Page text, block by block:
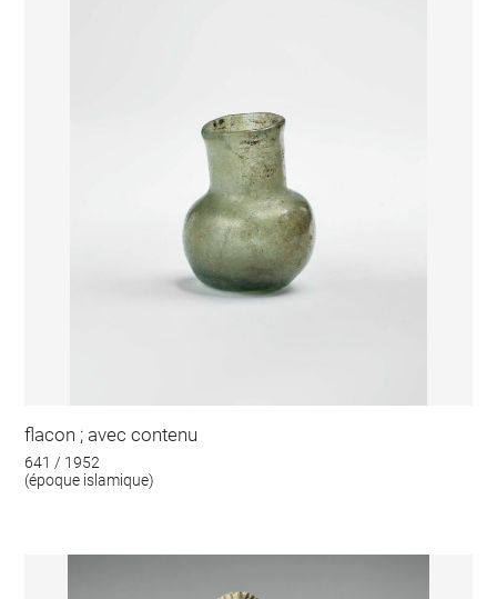
flacon ; avec contenu
641 / 1952
(époque islamique)